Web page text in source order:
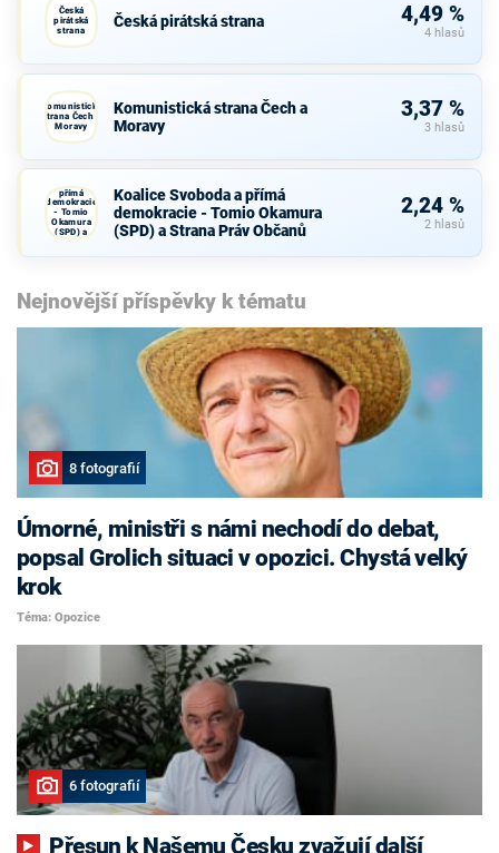
Česká
pirátská
strana
Česká pirátská strana 4,49 %
4 hlasů
Komunistická
strana Čech a
Moravy
Komunistická strana Čech a
Moravy
3,37 %
3 hlasů
přímá
demokracie
- Tomio
Okamura
(SPD) a
Strana Práv
Koalice Svoboda a přímá
demokracie - Tomio Okamura
(SPD) a Strana Práv Občanů
2,24 %
2 hlasů
Nejnovější příspěvky k tématu
8 fotografií
Úmorné, ministři s námi nechodí do debat,
popsal Grolich situaci v opozici. Chystá velký
krok
Téma: Opozice
6 fotografií